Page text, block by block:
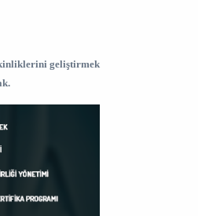
geliştirmek